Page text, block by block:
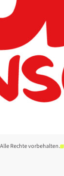
Rechte vorbehalten.